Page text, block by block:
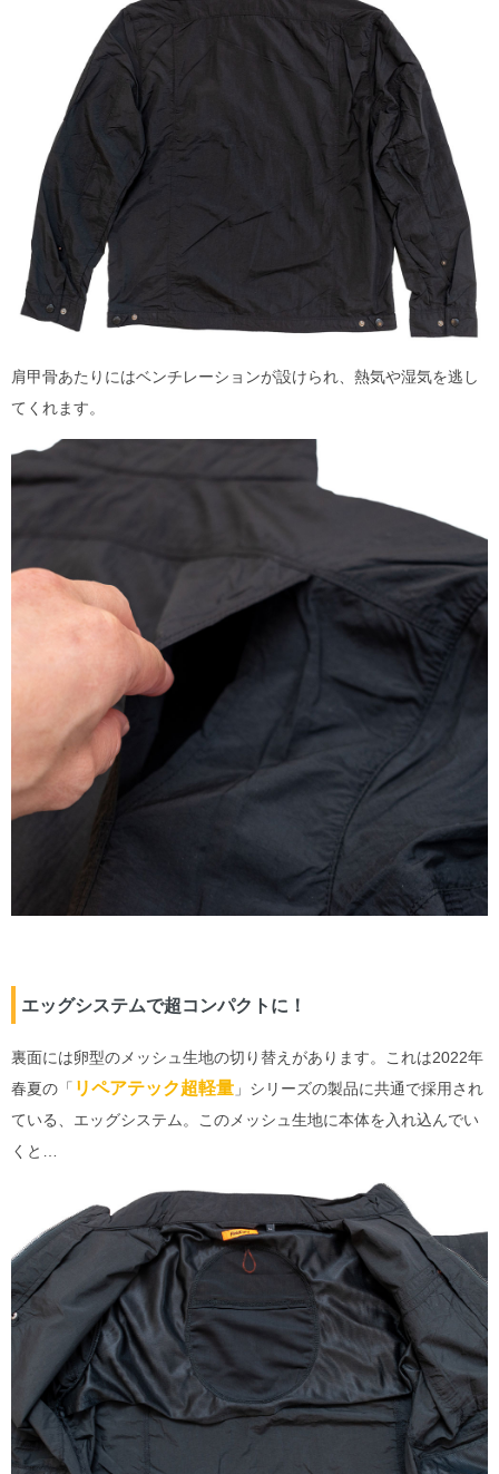
肩甲骨あたりにはベンチレーションが設けられ、熱気や湿気を逃し
てくれます。
エッグシステムで超コンパクトに！
裏面には卵型のメッシュ生地の切り替えがあります。これは2022年
春夏の「 リペアテック超軽量 」シリーズの製品に共通で採用され
ている、エッグシステム。このメッシュ生地に本体を入れ込んでい
くと…